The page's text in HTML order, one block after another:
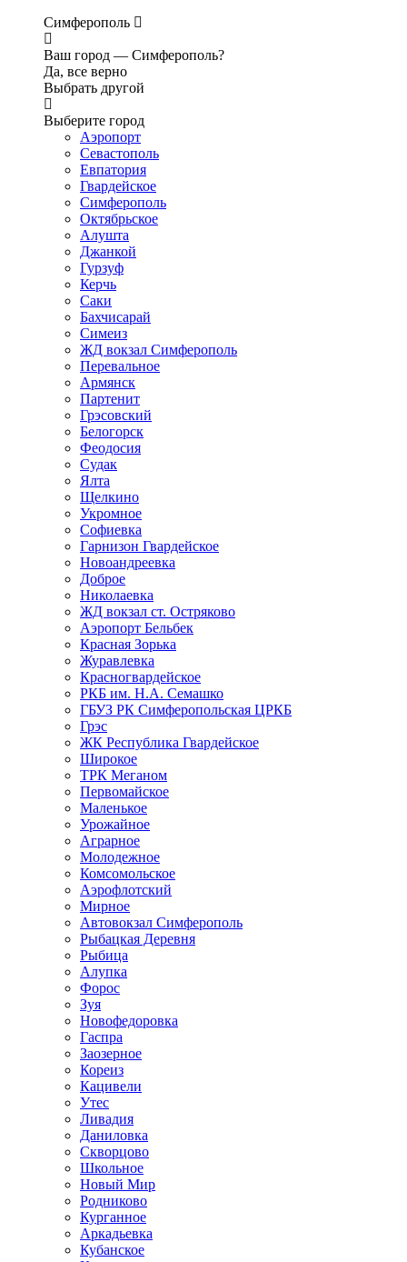
Симферополь
Ваш город — Симферополь?
Да, все верно
Выбрать другой
Выберите город
Аэропорт
Севастополь
Евпатория
Гвардейское
Симферополь
Октябрьское
Алушта
Джанкой
Гурзуф
Керчь
Саки
Бахчисарай
Симеиз
ЖД вокзал Симферополь
Перевальное
Армянск
Партенит
Грэсовский
Белогорск
Феодосия
Судак
Ялта
Щелкино
Укромное
Софиевка
Гарнизон Гвардейское
Новоандреевка
Доброе
Николаевка
ЖД вокзал ст. Остряково
Аэропорт Бельбек
Красная Зорька
Журавлевка
Красногвардейское
РКБ им. Н.А. Семашко
ГБУЗ РК Симферопольская ЦРКБ
Грэс
ЖК Республика Гвардейское
Широкое
ТРК Меганом
Первомайское
Маленькое
Урожайное
Аграрное
Молодежное
Комсомольское
Аэрофлотский
Мирное
Автовокзал Симферополь
Рыбацкая Деревня
Рыбица
Алупка
Форос
Зуя
Новофедоровка
Гаспра
Заозерное
Кореиз
Кацивели
Утес
Ливадия
Даниловка
Скворцово
Школьное
Новый Мир
Родниково
Курганное
Аркадьевка
Кубанское